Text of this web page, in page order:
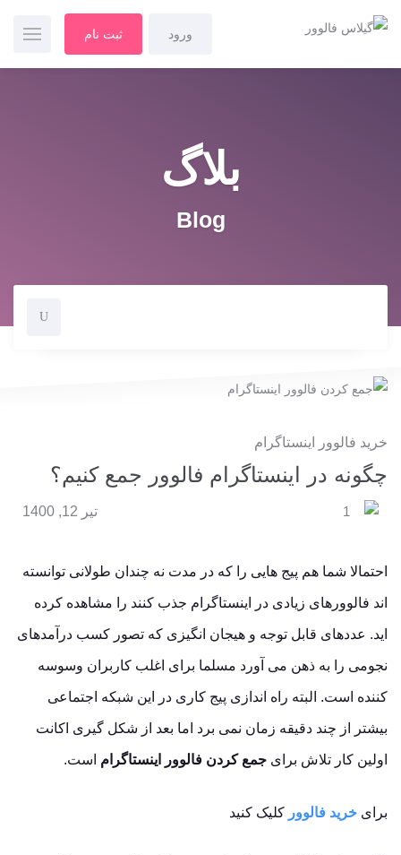
ورود ثبت نام
بلاگ
Blog
خرید فالوور اینستاگرام
چگونه در اینستاگرام فالوور جمع کنیم؟
1 تیر 12, 1400
احتمالا شما هم پیج هایی را که در مدت نه چندان طولانی توانسته
اند فالوورهای زیادی در اینستاگرام جذب کنند را مشاهده کرده
اید. عددهای قابل توجه و هیجان انگیزی که تصور کسب درآمدهای
نجومی را به ذهن می آورد مسلما برای اغلب کاربران وسوسه
کننده است. البته راه اندازی پیج کاری در این شبکه اجتماعی
بیشتر از چند دقیقه زمان نمی برد اما بعد از شکل گیری اکانت
اولین کار تلاش برای جمع کردن فالوور اینستاگرام است.
برای خرید فالوور کلیک کنید